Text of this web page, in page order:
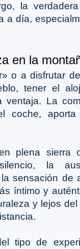
la verdadera
a día,
en la
o a disfrutar
tener el
La
coche,
plena sierra
la
sensación de
íntimo y
y lejos del
tipo de